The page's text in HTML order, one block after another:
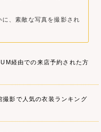
、素敵な写真を撮影され
経由での来店予約された方
撮影で人気の衣装ランキング